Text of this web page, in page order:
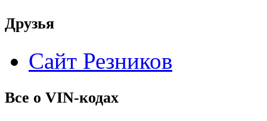
Друзья
Сайт Резников
Все о VIN-кодах